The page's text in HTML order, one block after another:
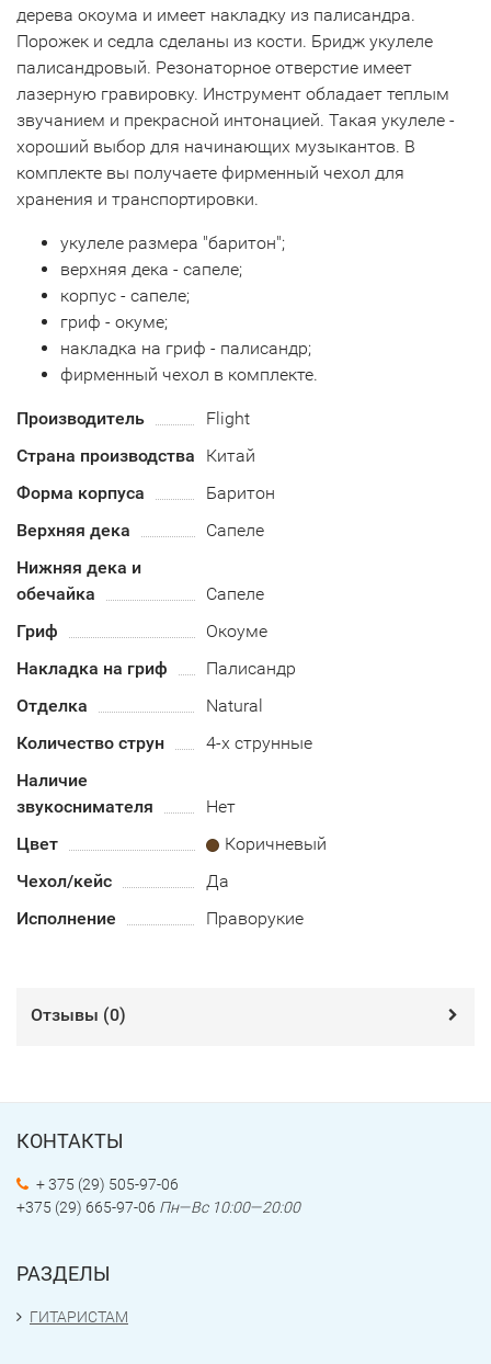
дерева окоума и имеет накладку из палисандра.
Порожек и седла сделаны из кости. Бридж укулеле
палисандровый. Резонаторное отверстие имеет
лазерную гравировку. Инструмент обладает теплым
звучанием и прекрасной интонацией. Такая укулеле -
хороший выбор для начинающих музыкантов. В
комплекте вы получаете фирменный чехол для
хранения и транспортировки.
укулеле размера "баритон";
верхняя дека - сапеле;
корпус - сапеле;
гриф - окуме;
накладка на гриф - палисандр;
фирменный чехол в комплекте.
Производитель
Flight
Страна производства
Китай
Форма корпуса
Баритон
Верхняя дека
Сапеле
Нижняя дека и
обечайка
Сапеле
Гриф
Окоуме
Накладка на гриф
Палисандр
Отделка
Natural
Количество струн
4-х струнные
Наличие
звукоснимателя
Нет
Цвет
Коричневый
Чехол/кейс
Да
Исполнение
Праворукие
Отзывы (0)
КОНТАКТЫ
+ 375 (29) 505-97-06
+375 (29) 665-97-06 Пн—Вс 10:00—20:00
РАЗДЕЛЫ
ГИТАРИСТАМ